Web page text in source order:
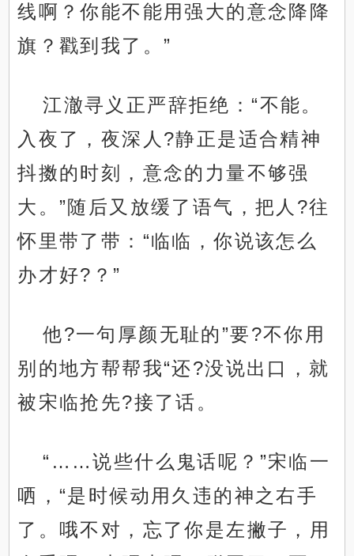
线啊？你能不能用强大的意念降降
旗？戳到我了。”
江澈寻义正严辞拒绝：“不能。
入夜了，夜深人?静正是适合精神
抖擞的时刻，意念的力量不够强
大。”随后又放缓了语气，把人?往
怀里带了带：“临临，你说该怎么
办才好?？”
他?一句厚颜无耻的”要?不你用
别的地方帮帮我“还?没说出口，就
被宋临抢先?接了话。
“……说些什么鬼话呢？”宋临一
哂，“是时候动用久违的神之右手
了。哦不对，忘了你是左撇子，用